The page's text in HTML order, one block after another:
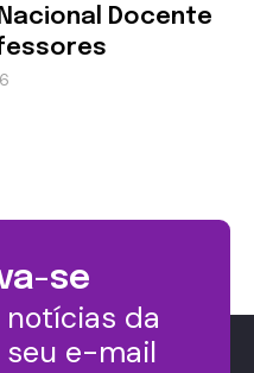
Docente
se
da
e-mail